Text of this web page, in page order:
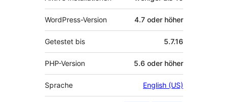
WordPress-Version 4.7 oder höher
Getestet bis 5.7.16
PHP-Version 5.6 oder höher
Sprache English (US)